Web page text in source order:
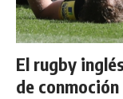
El rugby
de